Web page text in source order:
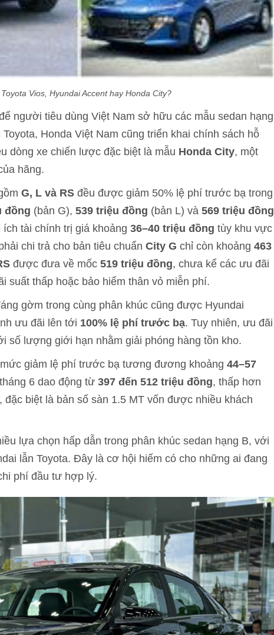
Vios, Hyundai Accent hay Honda City?
người tiêu dùng Việt Nam sở hữu các mẫu sedan hạng
Honda Việt Nam cũng triển khai chính sách hỗ
dòng xe chiến lược đặc biệt là mẫu Honda City, một
hãng.
G, L và RS đều được giảm 50% lệ phí trước bạ trong
đồng (bản G), 539 triệu đồng (bản L) và 569 triệu đồng
tài chính trị giá khoảng 36–40 triệu đồng tùy khu vực
chi trả cho bản tiêu chuẩn City G chỉ còn khoảng 463
được đưa về mốc 519 triệu đồng, chưa kể các ưu đãi
suất thấp hoặc bảo hiểm thân vỏ miễn phí.
gờm trong cùng phân khúc cũng được Hyundai
ưu đãi lên tới 100% lệ phí trước bạ. Tuy nhiên, ưu đãi
số lượng giới hạn nhằm giải phóng hàng tồn kho.
giảm lệ phí trước bạ tương đương khoảng 44–57
6 dao động từ 397 đến 512 triệu đồng, thấp hơn
biệt là bản số sàn 1.5 MT vốn được nhiều khách
lựa chọn hấp dẫn trong phân khúc sedan hạng B, với
lẫn Toyota. Đây là cơ hội hiếm có cho những ai đang
phí đầu tư hợp lý.